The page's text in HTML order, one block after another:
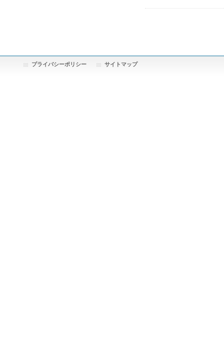
プライバシーポリシー サイトマップ